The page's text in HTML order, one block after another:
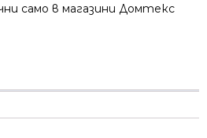
само в магазини Домтекс